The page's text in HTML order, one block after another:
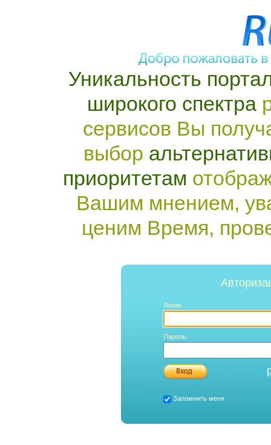
Уникальность
широкого спектра
сервисов Вы
выбор
приоритетам
Вашим мнением,
ценим Время,
Логин:
Пароль:
Запомнить меня